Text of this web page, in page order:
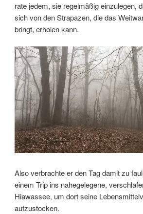
rate jedem, sie regelmäßig einzulegen,
sich von den Strapazen, die das
bringt, erholen kann.
Link Embed
Also verbrachte er den Tag damit zu
einem Trip ins nahegelegene,
Hiawassee, um dort seine
aufzustocken.